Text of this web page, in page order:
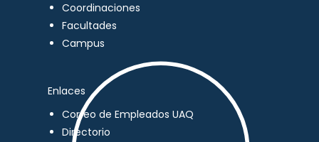
Coordinaciones
Facultades
Campus
Enlaces
Correo de Empleados UAQ
Directorio